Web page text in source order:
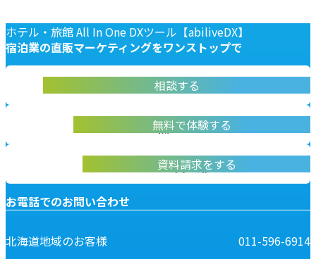
ホテル・旅館 All In One DXツール【abiliveDX】
宿泊業の直販マーケティングをワンストップで
お問い合わせ
abiliveDX導入に関する不明点をお答えします
相談する
無料デモ体験
実際に操作して体験いただけます
無料で体験する
資料請求
abiliveDXの資料はこちらから
資料請求をする
お電話でのお問い合わせ
北海道地域のお客様 011-596-6914